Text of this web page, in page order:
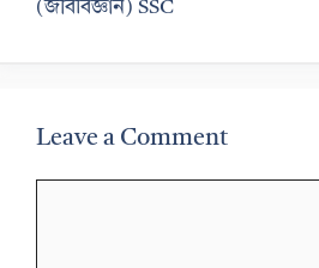
(জীববিজ্ঞান) SSC
Leave a Comment